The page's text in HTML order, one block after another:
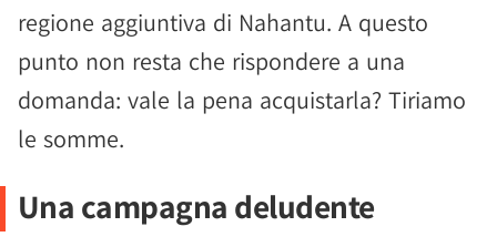
regione aggiuntiva di Nahantu. A questo
punto non resta che rispondere a una
domanda: vale la pena acquistarla? Tiriamo
le somme.
Una campagna deludente